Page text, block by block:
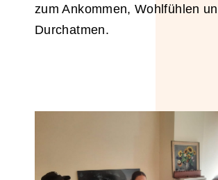
zum Ankommen, Wohlfühlen
Durchatmen.